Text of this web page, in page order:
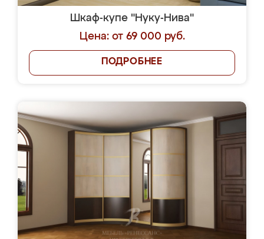
Шкаф-купе "Нуку-Нива"
Цена: от 69 000 руб.
ПОДРОБНЕЕ